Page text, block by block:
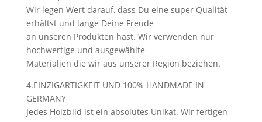
Wir legen Wert darauf, dass Du eine super Qualität
erhältst und lange Deine Freude
an unseren Produkten hast. Wir verwenden nur
hochwertige und ausgewählte
Materialien die wir aus unserer Region beziehen.
4.EINZIGARTIGKEIT UND 100% HANDMADE IN
GERMANY
Jedes Holzbild ist ein absolutes Unikat. Wir fertigen